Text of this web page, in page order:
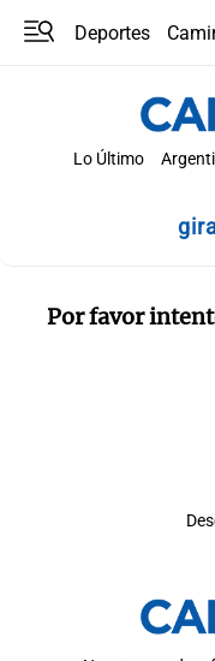
Deportes
Lo Último
Por favor